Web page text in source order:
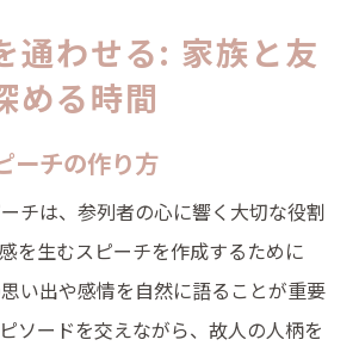
通わせる: 家族と友
める時間
ーチの作り方
チは、参列者の心に響く大切な役割
を生むスピーチを作成するために
い出や感情を自然に語ることが重要
ソードを交えながら、故人の人柄を